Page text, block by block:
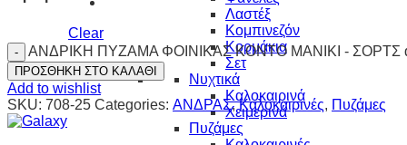
Λαστέξ
Κομπινεζόν
Κορμάκια
Σετ
Νυχτικά
Καλοκαιρινά
Χειμερινά
Πυζάμες
Clear
ΑΝΔΡΙΚΗ ΠΥΖΑΜΑ ΦΟΙΝΙΚΑΣ ΚΟΝΤΟ ΜΑΝΙΚΙ - ΣΟΡΤΣ
ΠΡΟΣΘΗΚΗ ΣΤΟ ΚΑΛΑΘΙ
Add to wishlist
SKU: 708-25 Categories: ΑΝΔΡΑΣ,Καλοκαιρινές, Πυζάμες